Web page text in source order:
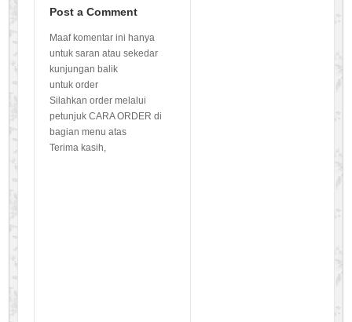
Post a Comment
Maaf komentar ini hanya
untuk saran atau sekedar
kunjungan balik
untuk order
Silahkan order melalui
petunjuk CARA ORDER di
bagian menu atas
Terima kasih,